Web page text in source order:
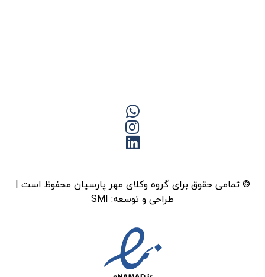
© تمامی حقوق برای گروه وکلای مهر پارسیان محفوظ است |
طراحی و توسعه: SMI